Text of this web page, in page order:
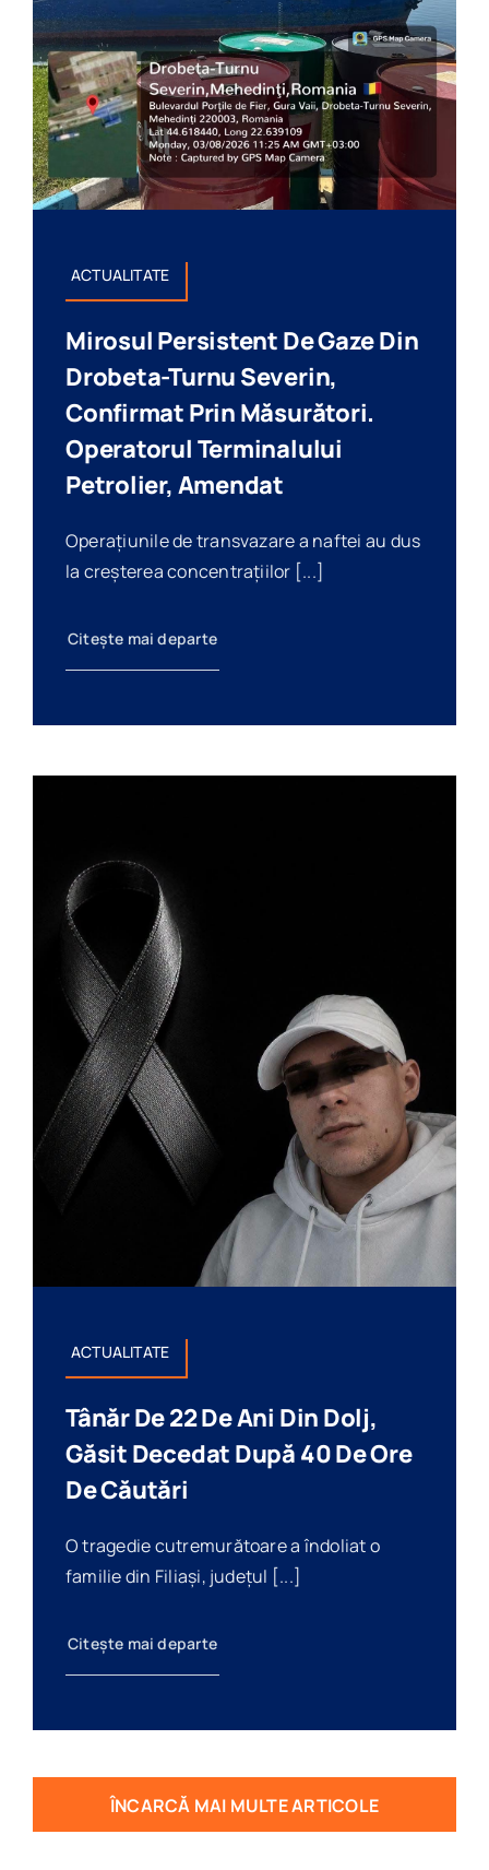
ACTUALITATE
Mirosul Persistent De Gaze Din
Drobeta-Turnu Severin,
Confirmat Prin Măsurători.
Operatorul Terminalului
Petrolier, Amendat
Operațiunile de transvazare a naftei au dus
la creșterea concentrațiilor [...]
Citește mai departe
ACTUALITATE
Tânăr De 22 De Ani Din Dolj,
Găsit Decedat După 40 De Ore
De Căutări
O tragedie cutremurătoare a îndoliat o
familie din Filiași, județul [...]
Citește mai departe
ÎNCARCĂ MAI MULTE ARTICOLE